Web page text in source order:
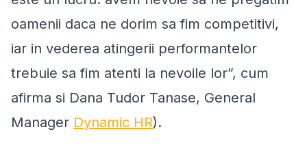
oamenii daca ne dorim sa fim competitivi,
iar in vederea atingerii performantelor
trebuie sa fim atenti la nevoile lor”, cum
afirma si Dana Tudor Tanase, General
Manager Dynamic HR).